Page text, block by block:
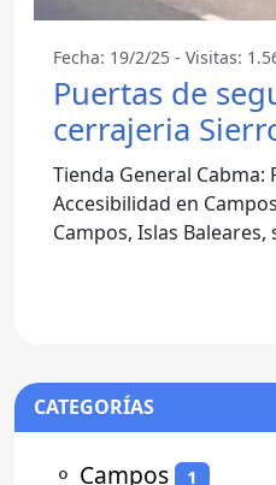
Fecha: 19/2/25 - Visitas:
Puertas de
cerrajeria
Tienda General
Accesibilidad en Campos En el corazón de
Campos, Islas
CATEGORÍAS
⚬ Campos 1